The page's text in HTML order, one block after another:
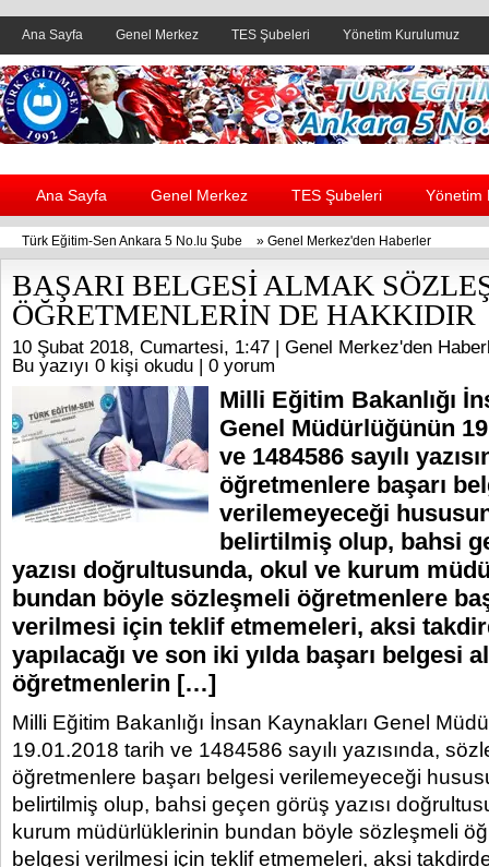
Ana Sayfa Genel Merkez TES Şubeleri Yönetim Kurulumuz
Header yanı reklam alanı
Ana Sayfa Genel Merkez TES Şubeleri Yönetim
Türk Eğitim-Sen Ankara 5 No.lu Şube » Genel Merkez'den Haberler
BAŞARI BELGESİ ALMAK
ÖĞRETMENLERİN DE HAKKIDIR
10 Şubat 2018, Cumartesi, 1:47 | Genel Merkez'den
Bu yazıyı 0 kişi okudu | 0 yorum
Milli Eğitim Bakanlığı
Genel Müdürlüğünün
ve 1484586 sayılı
öğretmenlere başarı
verilemeyeceği
belirtilmiş olup, bahsi
yazısı doğrultusunda, okul ve kurum
bundan böyle sözleşmeli öğretmenlere
verilmesi için teklif etmemeleri, aksi
yapılacağı ve son iki yılda başarı belgesi
öğretmenlerin […]
Milli Eğitim Bakanlığı İnsan Kaynakları Genel
19.01.2018 tarih ve 1484586 sayılı yazısında,
öğretmenlere başarı belgesi verilemeyeceği
belirtilmiş olup, bahsi geçen görüş yazısı
kurum müdürlüklerinin bundan böyle sözleşmeli
belgesi verilmesi için teklif etmemeleri, aksi